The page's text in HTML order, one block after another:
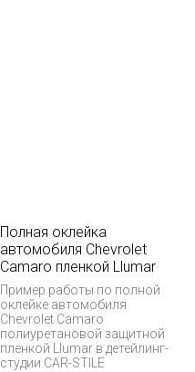
Полная оклейка
автомобиля Chevrolet
Camaro пленкой Llumar
Пример работы по полной
оклейке автомобиля
Chevrolet Camaro
полиуретановой защитной
пленкой Llumar в детейлинг-
студии CAR-STILE